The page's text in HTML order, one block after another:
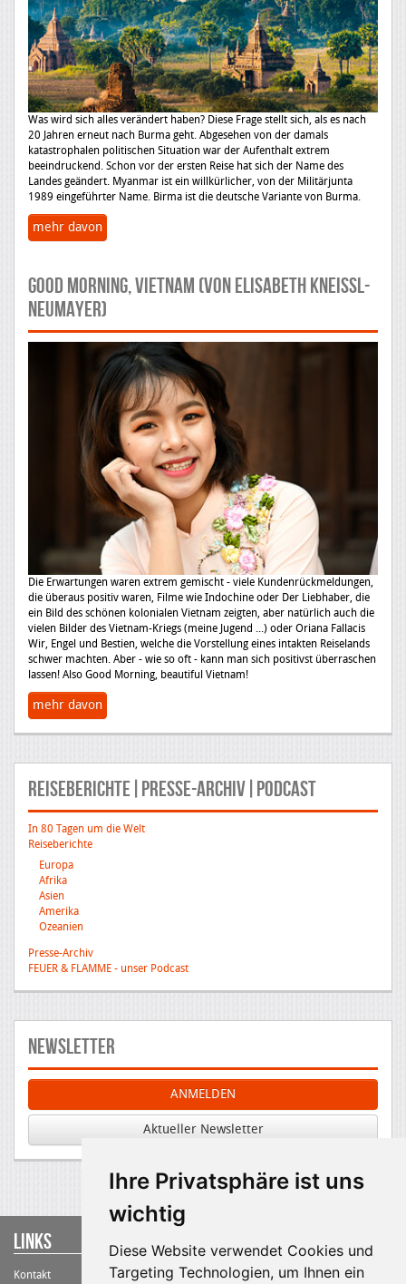
Ihre Privatsphäre ist uns
wichtig
Diese Website verwendet Cookies und
Targeting Technologien, um Ihnen ein
Was wird sich alles verändert haben? Diese Frage stellt sich, als es nach
20 Jahren erneut nach Burma geht. Abgesehen von der damals
katastrophalen politischen Situation war der Aufenthalt extrem
beeindruckend. Schon vor der ersten Reise hat sich der Name des
Landes geändert. Myanmar ist ein willkürlicher, von der Militärjunta
1989 eingeführter Name. Birma ist die deutsche Variante von Burma.
mehr davon
GOOD MORNING, VIETNAM (von Elisabeth Kneissl-
Neumayer)
Die Erwartungen waren extrem gemischt - viele Kundenrückmeldungen,
die überaus positiv waren, Filme wie Indochine oder Der Liebhaber, die
ein Bild des schönen kolonialen Vietnam zeigten, aber natürlich auch die
vielen Bilder des Vietnam-Kriegs (meine Jugend ...) oder Oriana Fallacis
Wir, Engel und Bestien, welche die Vorstellung eines intakten Reiselands
schwer machten. Aber - wie so oft - kann man sich positivst überraschen
lassen! Also Good Morning, beautiful Vietnam!
mehr davon
Reiseberichte|Presse-Archiv|Podcast
In 80 Tagen um die Welt
Reiseberichte
Europa
Afrika
Asien
Amerika
Ozeanien
Presse-Archiv
FEUER & FLAMME - unser Podcast
Newsletter
ANMELDEN
Aktueller Newsletter
Links
Kontakt